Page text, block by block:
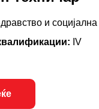
и
IV